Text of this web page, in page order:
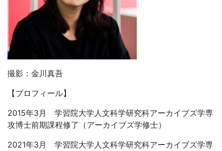
撮影：金川真吾
【プロフィール】
2015年3月 学習院大学人文科学研究科アーカイブズ学専
攻博士前期課程修了（アーカイブズ学修士）
2021年3月 学習院大学人文科学研究科アーカイブズ学専